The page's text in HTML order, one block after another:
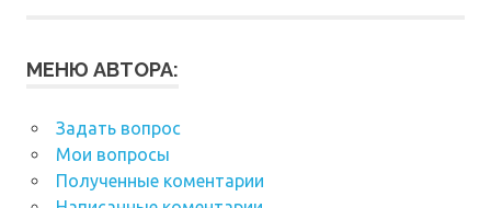
МЕНЮ АВТОРА:
Задать вопрос
Мои вопросы
Полученные коментарии